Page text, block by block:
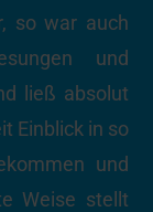
so war auch
und
ließ absolut
Einblick in so
und
Weise stellt